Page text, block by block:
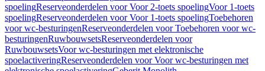
spoelingReserveonderdelen voor Voor 2-toets spoelingVoor 1-toets
spoelingReserveonderdelen voor Voor 1-toets spoelingToebehoren
voor wc-besturingenReserveonderdelen voor Toebehoren voor wc-
besturingenRuwbouwsetsReserveonderdelen voor
RuwbouwsetsVoor wc-besturingen met elektronische
spoelactiveringReserveonderdelen voor Voor wc-besturingen met